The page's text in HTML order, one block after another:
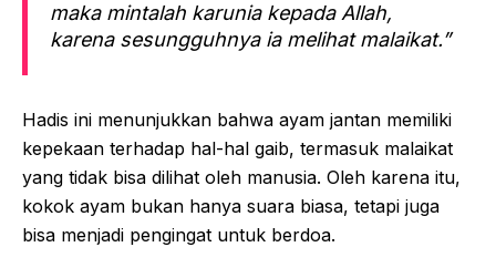
maka mintalah karunia kepada Allah,
karena sesungguhnya ia melihat malaikat.”
Hadis ini menunjukkan bahwa ayam jantan memiliki
kepekaan terhadap hal-hal gaib, termasuk malaikat
yang tidak bisa dilihat oleh manusia. Oleh karena itu,
kokok ayam bukan hanya suara biasa, tetapi juga
bisa menjadi pengingat untuk berdoa.